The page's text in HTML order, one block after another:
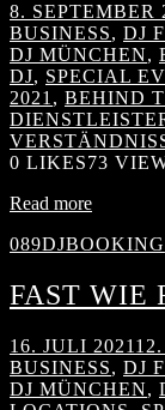
8. SEPTEMBER
BUSINESS, DJ
DJ MÜNCHEN,
DJ, SPECIAL
2021 , BEHIND
0 LIKES73
Read more
089DJBOOKING
FAST WIE
16. JULI 2021
BUSINESS, DJ
DJ MÜNCHEN,